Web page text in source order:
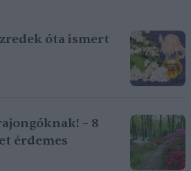
óta ismert
– 8
érdemes